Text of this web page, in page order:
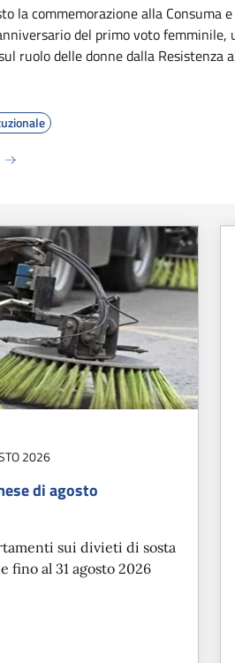
la commemorazione alla Consuma
del primo voto femminile,
ruolo delle donne dalla Resistenza
2026
di agosto
sui divieti di sosta
fino al 31 agosto 2026